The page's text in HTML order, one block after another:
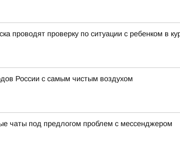
проводят проверку по ситуации с ребенком в
России с самым чистым воздухом
чаты под предлогом проблем с мессенджером